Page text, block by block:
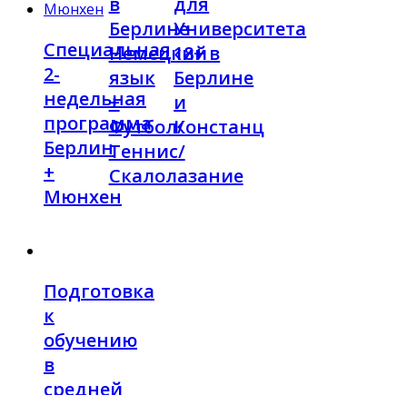
Специальная
2-
недельная
программа
Берлин
+
Мюнхен
Берлине
Немецкий
язык
+
Футбол/
Теннис/
Скалолазание
Университета
18+ в
Берлине
и
Констанц
Подготовка
к
обучению
в
средней